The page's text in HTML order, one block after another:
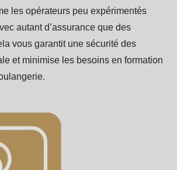
les opérateurs peu expérimentés
autant d’assurance que des
vous garantit une sécurité des
et minimise les besoins en formation